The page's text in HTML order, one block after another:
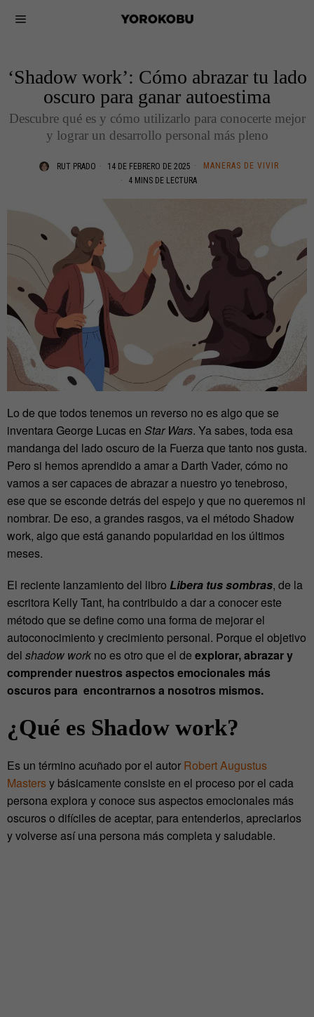
‘Shadow work’: Cómo abrazar tu lado
oscuro para ganar autoestima
Descubre qué es y cómo utilizarlo para conocerte mejor
y lograr un desarrollo personal más pleno
RUT PRADO 14 DE FEBRERO DE 2025
MANERAS DE VIVIR
4 MINS DE LECTURA
Lo de que todos tenemos un reverso no es algo que se
inventara George Lucas en Star Wars. Ya sabes, toda esa
mandanga del lado oscuro de la Fuerza que tanto nos gusta.
Pero si hemos aprendido a amar a Darth Vader, cómo no
vamos a ser capaces de abrazar a nuestro yo tenebroso,
ese que se esconde detrás del espejo y que no queremos ni
nombrar. De eso, a grandes rasgos, va el método Shadow
work, algo que está ganando popularidad en los últimos
meses.
El reciente lanzamiento del libro Libera tus sombras, de la
escritora Kelly Tant, ha contribuido a dar a conocer este
método que se define como una forma de mejorar el
autoconocimiento y crecimiento personal. Porque el objetivo
del shadow work no es otro que el de explorar, abrazar y
comprender nuestros aspectos emocionales más
oscuros para encontrarnos a nosotros mismos.
¿Qué es Shadow work?
Es un término acuñado por el autor Robert Augustus
Mastersy básicamente consiste en el proceso por el cada
persona explora y conoce sus aspectos emocionales más
oscuros o difíciles de aceptar, para entenderlos, apreciarlos
y volverse así una persona más completa y saludable.